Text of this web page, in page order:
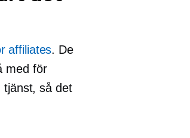
affiliates. De
med för
tjänst, så det